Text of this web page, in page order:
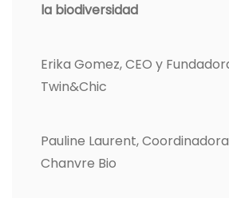
la biodiversidad
Erika Gomez, CEO y
Twin&Chic
Pauline Laurent,
Chanvre Bio